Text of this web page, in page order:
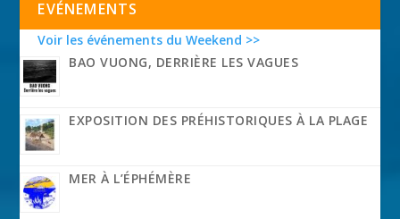
EVÉNEMENTS
Voir les événements du Weekend >>
BAO VUONG, DERRIÈRE LES VAGUES
EXPOSITION DES PRÉHISTORIQUES À LA PLAGE
MER À L’ÉPHÉMÈRE